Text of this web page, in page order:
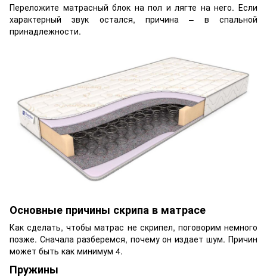
Переложите матрасный блок на пол и лягте на него. Если
характерный звук остался, причина – в спальной
принадлежности.
Основные причины скрипа в матрасе
Как сделать, чтобы матрас не скрипел, поговорим немного
позже. Сначала разберемся, почему он издает шум. Причин
может быть как минимум 4.
Пружины